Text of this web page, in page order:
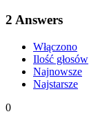
2 Answers
Włączono
Ilość głosów
Najnowsze
Najstarsze
0